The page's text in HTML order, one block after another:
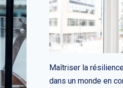
Maîtriser la
dans un monde en